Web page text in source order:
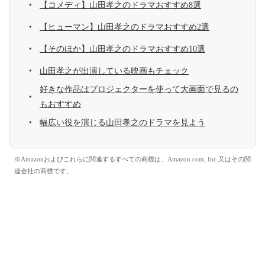
【コメディ】山田孝之のドラマおすすめ8選
【ヒューマン】山田孝之のドラマおすすめ2選
【そのほか】山田孝之のドラマおすすめ10選
山田孝之が出演している映画もチェック
好きな作品はプロジェクターを使って大画面で見るの
もおすすめ
幅広い役を演じる山田孝之のドラマを見よう
※Amazonおよびこれらに関連するすべての商標は、Amazon.com, Inc.又はその関
連会社の商標です。